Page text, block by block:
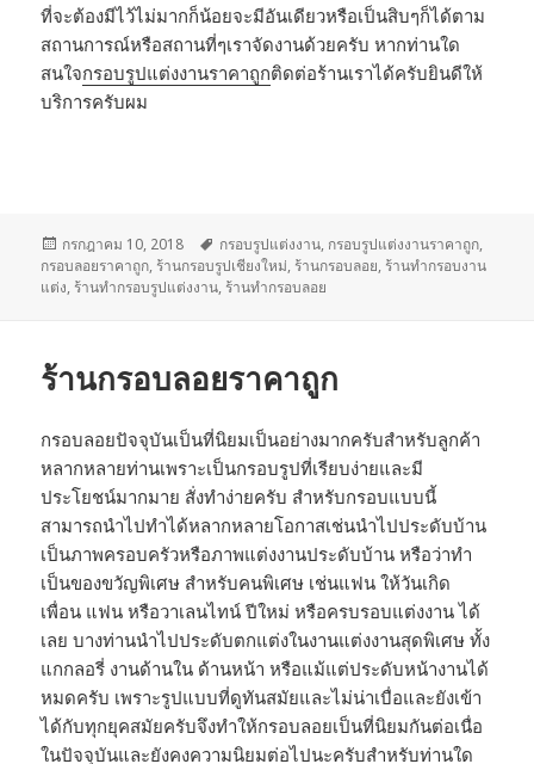
ที่จะต้องมีไว้ไม่มากก็น้อยจะมีอันเดียวหรือเป็นสิบๆก็ได้ตาม
สถานการณ์หรือสถานที่ๆเราจัดงานด้วยครับ หากท่านใด
สนใจกรอบรูปแต่งงานราคาถูกติดต่อร้านเราได้ครับยินดีให้
บริการครับผม
เขียน
เมื่อ
กรกฎาคม 10, 2018
ป้าย
กำกับ
กรอบรูปแต่งงาน, กรอบรูปแต่งงานราคาถูก,
กรอบลอยราคาถูก, ร้านกรอบรูปเชียงใหม่, ร้านกรอบลอย, ร้านทำกรอบงาน
แต่ง, ร้านทำกรอบรูปแต่งงาน, ร้านทำกรอบลอย
ร้านกรอบลอยราคาถูก
กรอบลอยปัจจุบันเป็นที่นิยมเป็นอย่างมากครับสำหรับลูกค้า
หลากหลายท่านเพราะเป็นกรอบรูปที่เรียบง่ายและมี
ประโยชน์มากมาย สั่งทำง่ายครับ สำหรับกรอบแบบนี้
สามารถนำไปทำได้หลากหลายโอกาสเช่นนำไปประดับบ้าน
เป็นภาพครอบครัวหรือภาพแต่งงานประดับบ้าน หรือว่าทำ
เป็นของขวัญพิเศษ สำหรับคนพิเศษ เช่นแฟน ให้วันเกิด
เพื่อน แฟน หรือวาเลนไทน์ ปีใหม่ หรือครบรอบแต่งงาน ได้
เลย บางท่านนำไปประดับตกแต่งในงานแต่งงานสุดพิเศษ ทั้ง
แกกลอรี่ งานด้านใน ด้านหน้า หรือแม้แต่ประดับหน้างานได้
หมดครับ เพราะรูปแบบที่ดูทันสมัยและไม่น่าเบื่อและยังเข้า
ได้กับทุกยุคสมัยครับจึงทำให้กรอบลอยเป็นที่นิยมกันต่อเนื่อ
ในปัจจุบันและยังคงความนิยมต่อไปนะครับสำหรับท่านใด